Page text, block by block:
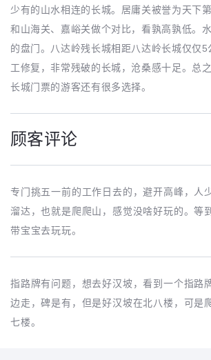
少有的山水相连的长城。居庸关被誉为天下
和山海关、嘉峪关做个对比，看孰高孰低。
的盘门。八达岭残长城相距八达岭长城仅仅5
工修复，非常残破的长城，沧桑感十足。总
长城门票的游客还有很多选择。
顾客评论
专门挑五一前的工作日去的，避开高峰，人
溜达，也就是爬爬山，感觉没啥好玩的。等到
带宝宝去玩玩。
指路牌有问题，想去好汉坡，看到一个指路
边走，碑是有，但是好汉坡在北八楼，可是
七楼。